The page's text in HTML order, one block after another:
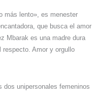
más lento», es menester
que busca el amor
Mbarak es una madre dura
Amor y orgullo
dos unipersonales femeninos